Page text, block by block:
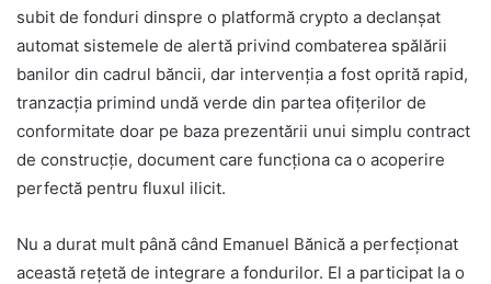
subit de fonduri dinspre o platformă crypto a declanșat
automat sistemele de alertă privind combaterea spălării
banilor din cadrul băncii, dar intervenția a fost oprită rapid,
tranzacția primind undă verde din partea ofițerilor de
conformitate doar pe baza prezentării unui simplu contract
de construcție, document care funcționa ca o acoperire
perfectă pentru fluxul ilicit.
Nu a durat mult până când Emanuel Bănică a perfecționat
această rețetă de integrare a fondurilor. El a participat la o